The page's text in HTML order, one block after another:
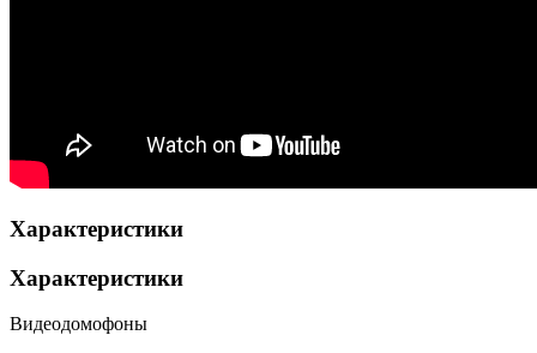
Характеристики
Характеристики
Видеодомофоны